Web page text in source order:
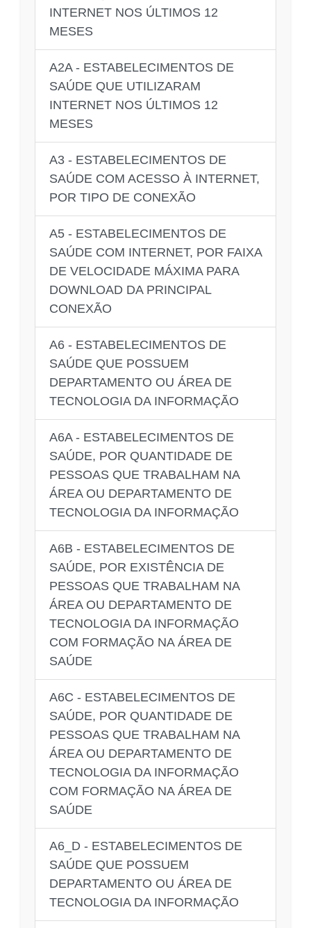
INTERNET NOS ÚLTIMOS 12
MESES
A2A - ESTABELECIMENTOS DE
SAÚDE QUE UTILIZARAM
INTERNET NOS ÚLTIMOS 12
MESES
A3 - ESTABELECIMENTOS DE
SAÚDE COM ACESSO À INTERNET,
POR TIPO DE CONEXÃO
A5 - ESTABELECIMENTOS DE
SAÚDE COM INTERNET, POR FAIXA
DE VELOCIDADE MÁXIMA PARA
DOWNLOAD DA PRINCIPAL
CONEXÃO
A6 - ESTABELECIMENTOS DE
SAÚDE QUE POSSUEM
DEPARTAMENTO OU ÁREA DE
TECNOLOGIA DA INFORMAÇÃO
A6A - ESTABELECIMENTOS DE
SAÚDE, POR QUANTIDADE DE
PESSOAS QUE TRABALHAM NA
ÁREA OU DEPARTAMENTO DE
TECNOLOGIA DA INFORMAÇÃO
A6B - ESTABELECIMENTOS DE
SAÚDE, POR EXISTÊNCIA DE
PESSOAS QUE TRABALHAM NA
ÁREA OU DEPARTAMENTO DE
TECNOLOGIA DA INFORMAÇÃO
COM FORMAÇÃO NA ÁREA DE
SAÚDE
A6C - ESTABELECIMENTOS DE
SAÚDE, POR QUANTIDADE DE
PESSOAS QUE TRABALHAM NA
ÁREA OU DEPARTAMENTO DE
TECNOLOGIA DA INFORMAÇÃO
COM FORMAÇÃO NA ÁREA DE
SAÚDE
A6_D - ESTABELECIMENTOS DE
SAÚDE QUE POSSUEM
DEPARTAMENTO OU ÁREA DE
TECNOLOGIA DA INFORMAÇÃO